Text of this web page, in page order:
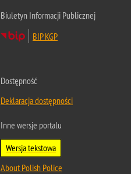
Biuletyn Informacji Publicznej
BIP KGP
Dostępność
Deklaracja dostępności
Inne wersje portalu
Wersja tekstowa
About Polish Police